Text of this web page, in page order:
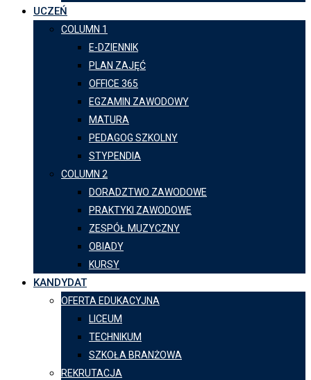
UCZEŃ
COLUMN 1
E-DZIENNIK
PLAN ZAJĘĆ
OFFICE 365
EGZAMIN ZAWODOWY
MATURA
PEDAGOG SZKOLNY
STYPENDIA
COLUMN 2
DORADZTWO ZAWODOWE
PRAKTYKI ZAWODOWE
ZESPÓŁ MUZYCZNY
OBIADY
KURSY
KANDYDAT
OFERTA EDUKACYJNA
LICEUM
TECHNIKUM
SZKOŁA BRANŻOWA
REKRUTACJA